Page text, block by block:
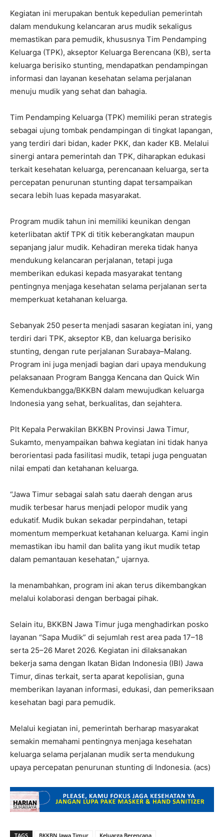
Kegiatan ini merupakan bentuk kepedulian pemerintah
dalam mendukung kelancaran arus mudik sekaligus
memastikan para pemudik, khususnya Tim Pendamping
Keluarga (TPK), akseptor Keluarga Berencana (KB), serta
keluarga berisiko stunting, mendapatkan pendampingan
informasi dan layanan kesehatan selama perjalanan
menuju mudik yang sehat dan bahagia.
Tim Pendamping Keluarga (TPK) memiliki peran strategis
sebagai ujung tombak pendampingan di tingkat lapangan,
yang terdiri dari bidan, kader PKK, dan kader KB. Melalui
sinergi antara pemerintah dan TPK, diharapkan edukasi
terkait kesehatan keluarga, perencanaan keluarga, serta
percepatan penurunan stunting dapat tersampaikan
secara lebih luas kepada masyarakat.
Program mudik tahun ini memiliki keunikan dengan
keterlibatan aktif TPK di titik keberangkatan maupun
sepanjang jalur mudik. Kehadiran mereka tidak hanya
mendukung kelancaran perjalanan, tetapi juga
memberikan edukasi kepada masyarakat tentang
pentingnya menjaga kesehatan selama perjalanan serta
memperkuat ketahanan keluarga.
Sebanyak 250 peserta menjadi sasaran kegiatan ini, yang
terdiri dari TPK, akseptor KB, dan keluarga berisiko
stunting, dengan rute perjalanan Surabaya–Malang.
Program ini juga menjadi bagian dari upaya mendukung
pelaksanaan Program Bangga Kencana dan Quick Win
Kemendukbangga/BKKBN dalam mewujudkan keluarga
Indonesia yang sehat, berkualitas, dan sejahtera.
Plt Kepala Perwakilan BKKBN Provinsi Jawa Timur,
Sukamto, menyampaikan bahwa kegiatan ini tidak hanya
berorientasi pada fasilitasi mudik, tetapi juga penguatan
nilai empati dan ketahanan keluarga.
“Jawa Timur sebagai salah satu daerah dengan arus
mudik terbesar harus menjadi pelopor mudik yang
edukatif. Mudik bukan sekadar perpindahan, tetapi
momentum memperkuat ketahanan keluarga. Kami ingin
memastikan ibu hamil dan balita yang ikut mudik tetap
dalam pemantauan kesehatan,” ujarnya.
Ia menambahkan, program ini akan terus dikembangkan
melalui kolaborasi dengan berbagai pihak.
Selain itu, BKKBN Jawa Timur juga menghadirkan posko
layanan “Sapa Mudik” di sejumlah rest area pada 17–18
serta 25–26 Maret 2026. Kegiatan ini dilaksanakan
bekerja sama dengan Ikatan Bidan Indonesia (IBI) Jawa
Timur, dinas terkait, serta aparat kepolisian, guna
memberikan layanan informasi, edukasi, dan pemeriksaan
kesehatan bagi para pemudik.
Melalui kegiatan ini, pemerintah berharap masyarakat
semakin memahami pentingnya menjaga kesehatan
keluarga selama perjalanan mudik serta mendukung
upaya percepatan penurunan stunting di Indonesia. (acs)
TAGS BKKBN Jawa Timur Keluarga Berencana